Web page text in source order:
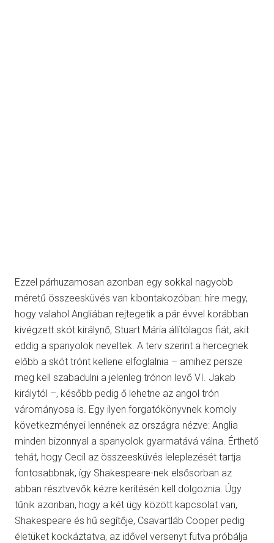
Ezzel párhuzamosan azonban egy sokkal nagyobb
méretű összeesküvés van kibontakozóban: híre megy,
hogy valahol Angliában rejtegetik a pár évvel korábban
kivégzett skót királynő, Stuart Mária állítólagos fiát, akit
eddig a spanyolok neveltek. A terv szerint a hercegnek
előbb a skót trónt kellene elfoglalnia – amihez persze
meg kell szabadulni a jelenleg trónon levő VI. Jakab
királytól –, később pedig ő lehetne az angol trón
várományosa is. Egy ilyen forgatókönyvnek komoly
következményei lennének az országra nézve: Anglia
minden bizonnyal a spanyolok gyarmatává válna. Érthető
tehát, hogy Cecil az összeesküvés leleplezését tartja
fontosabbnak, így Shakespeare-nek elsősorban az
abban résztvevők kézre kerítésén kell dolgoznia. Úgy
tűnik azonban, hogy a két ügy között kapcsolat van,
Shakespeare és hű segítője, Csavartláb Cooper pedig
életüket kockáztatva, az idővel versenyt futva próbálja